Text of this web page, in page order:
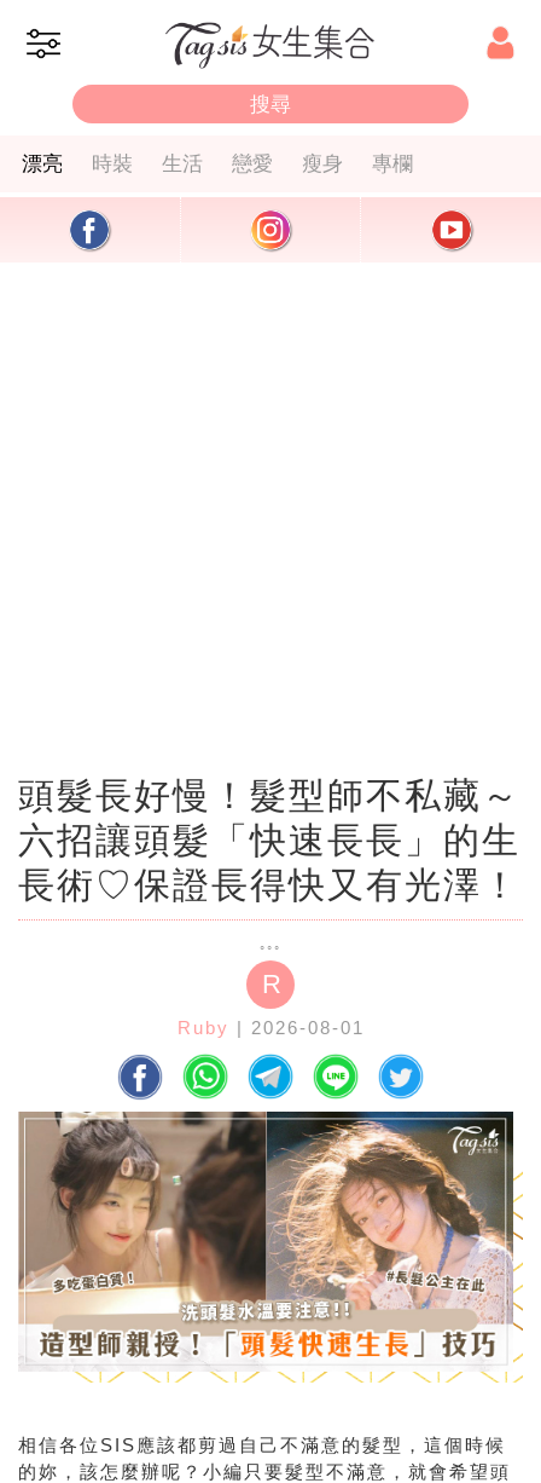
漂亮 時裝 生活 戀愛 瘦身 專欄
頭髮長好慢！髮型師不私藏～
六招讓頭髮「快速長長」的生
長術♡保證長得快又有光澤！
R
Ruby | 2026-08-01
相信各位SIS應該都剪過自己不滿意的髮型，這個時候
的妳，該怎麼辦呢？小編只要髮型不滿意，就會希望頭